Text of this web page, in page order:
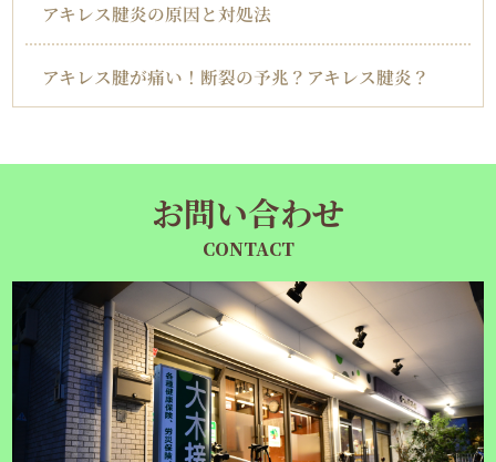
アキレス腱炎の原因と対処法
アキレス腱が痛い！断裂の予兆？アキレス腱炎？
お問い合わせ
CONTACT